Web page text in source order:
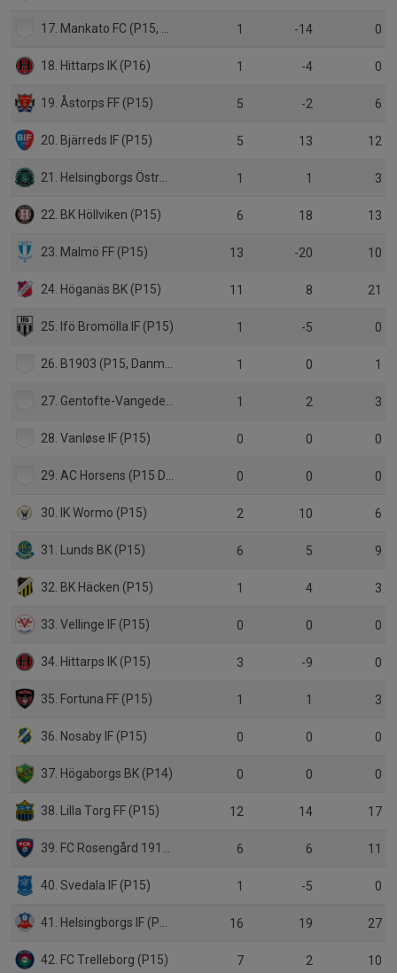
17. Mankato FC (P15, USA) 1 -14 0
18. Hittarps IK (P16) 1 -4 0
19. Åstorps FF (P15) 5 -2 6
20. Bjärreds IF (P15) 5 13 12
21. Helsingborgs Östra IF (P15) 1 1 3
22. BK Höllviken (P15) 6 18 13
23. Malmö FF (P15) 13 -20 10
24. Höganäs BK (P15) 11 8 21
25. Ifö Bromölla IF (P15) 1 -5 0
26. B1903 (P15, Danmark) 1 0 1
27. Gentofte-Vangede IF (P15, Danmark) 1 2 3
28. Vanløse IF (P15) 0 0 0
29. AC Horsens (P15 Danmark) 0 0 0
30. IK Wormo (P15) 2 10 6
31. Lunds BK (P15) 6 5 9
32. BK Häcken (P15) 1 4 3
33. Vellinge IF (P15) 0 0 0
34. Hittarps IK (P15) 3 -9 0
35. Fortuna FF (P15) 1 1 3
36. Nosaby IF (P15) 0 0 0
37. Högaborgs BK (P14) 0 0 0
38. Lilla Torg FF (P15) 12 14 17
39. FC Rosengård 1917 (P15) 6 6 11
40. Svedala IF (P15) 1 -5 0
41. Helsingborgs IF (P15) 16 19 27
42. FC Trelleborg (P15) 7 2 10